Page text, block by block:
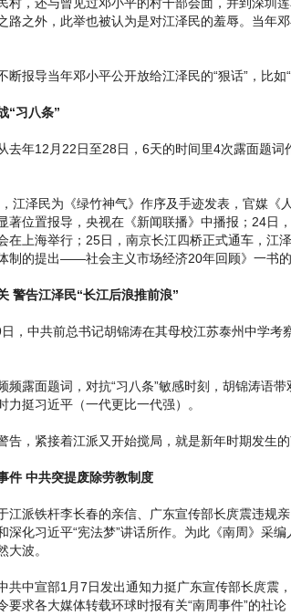
路之外，此举也被认为是对江泽民的羞辱。当年
断报导当年邓小平公开放给江泽民的“狠话”，比如
“习八条”
去年12月22日至28日，6天的时间里4次露面题
江泽民为《绿竹神气》作序及手迹发表，官媒《
著位置报导，央视在《新闻联播》中播报；24日
在上海举行；25日，南京长江四桥正式通车，江
制的提出——社会主义市场经济20年回顾》一书的
警告江泽民“长江后浪推前浪”
，中共前总书记胡锦涛在其母校江苏泰州中学考
频露面题词，对抗“习八条”敏感时刻，胡锦涛语
力挺习近平（一代更比一代强）。
告，紧接着江派又开始搅局，就是新年时期发生的
件 中共突提废除劳教制度
江派铁杆李长春的亲信、广东宣传部长庹震违规
深化习近平“宪法梦”讲话所作。为此《南周》采
大波。
共中宣部1月7日发出通知力挺广东宣传部长庹震
要求各大媒体转载环球时报有关“南周事件”的社论